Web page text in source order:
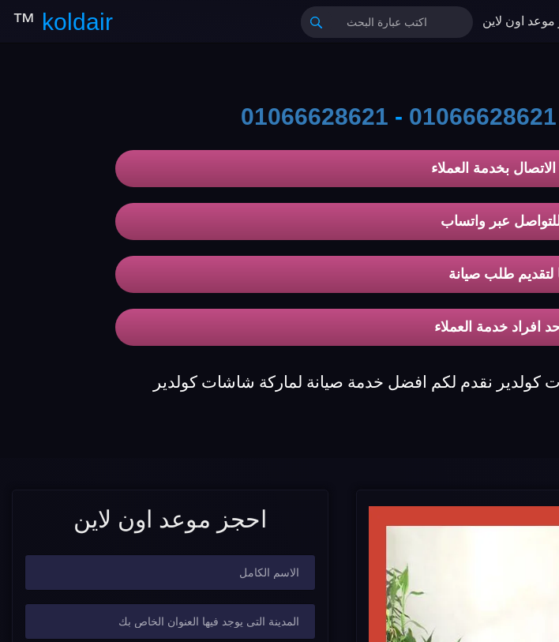
koldair
™ موعد اون لاين
01066628621
-
01066628621
بخدمة العملاء
عبر واتساب
لتقديم طلب صيانة
افراد خدمة العملاء
كولدير نقدم لكم افضل خدمة صيانة لماركة شاشات كولدير
احجز موعد اون لاين